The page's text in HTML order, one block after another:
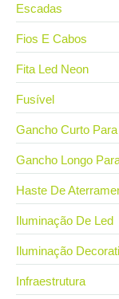
Escadas
Fios E Cabos
Fita Led Neon
Fusível
Gancho Curto
Gancho Longo
Haste De
Iluminação De Led
Iluminação
Infraestrutura